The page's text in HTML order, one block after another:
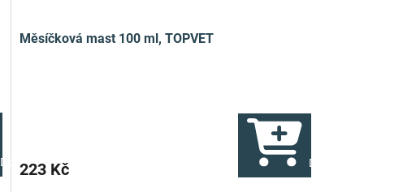
Do košíku
Měsíčková mast 100 ml, TOPVET
223 Kč Do košíku